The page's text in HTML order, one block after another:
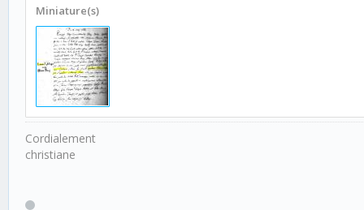
Miniature(s)
Cordialement
christiane